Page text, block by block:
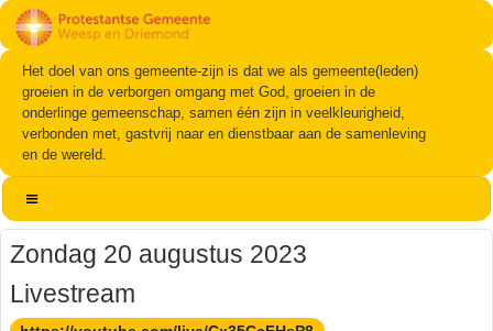
Het doel van ons gemeente-zijn is dat we als gemeente(leden)
groeien in de verborgen omgang met God, groeien in de
onderlinge gemeenschap, samen één zijn in veelkleurigheid,
verbonden met, gastvrij naar en dienstbaar aan de samenleving
en de wereld.
Zondag 20 augustus 2023
Livestream